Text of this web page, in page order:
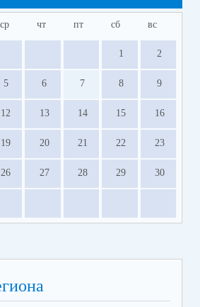
ср чт пт сб вс
1 2
5 6 7 8 9
12 13 14 15 16
19 20 21 22 23
26 27 28 29 30